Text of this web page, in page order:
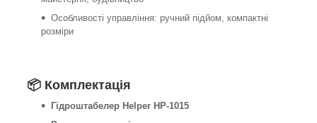
Особливості управління: ручний підйом, компактні
розміри
📦 Комплектація
Гідроштабелер Helper HP-1015